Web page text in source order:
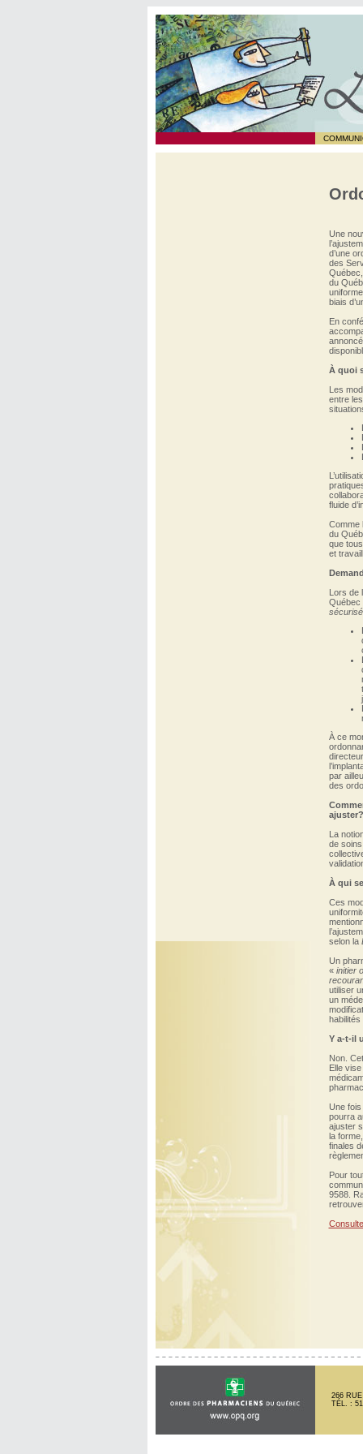
Une
d’une
des
du
biais
En
À quoi
Les
entre
fluide
Comme
du
que
et
Lors de
Québec
À ce
par
des
ajuster?
La
de
À qui
Ces
selon la
Un
« initier
utiliser
un
habilités
Y a-t-il
Non.
Elle
Une fois
pourra
ajuster
la
finales
Pour
9588.
266
TÉL. :